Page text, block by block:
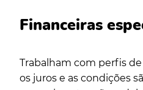
Financeiras
Trabalham com perfis
os juros e as condições